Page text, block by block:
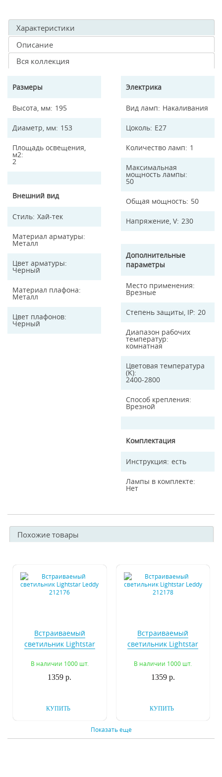
Характеристики
Описание
Вся коллекция
Размеры
Высота, мм 195
Диаметр, мм 153
Площадь освещения,
м2
2
Внешний вид
Стиль Хай-тек
Материал арматуры
Металл
Цвет арматуры
Черный
Материал плафона
Металл
Цвет плафонов
Черный
Электрика
Вид ламп Накаливания
Цоколь E27
Количество ламп 1
Максимальная
мощность лампы
50
Общая мощность 50
Напряжение, V 230
Дополнительные
параметры
Место применения
Врезные
Степень защиты, IP 20
Диапазон рабочих
температур
комнатная
Цветовая температура
(K)
2400-2800
Способ крепления
Врезной
Комплектация
Инструкция есть
Лампы в комплекте
Нет
Похожие товары
Встраиваемый
светильник Lightstar
В наличии 1000 шт.
1359 р.
КУПИТЬ
Встраиваемый
светильник Lightstar
В наличии 1000 шт.
1359 р.
КУПИТЬ
Показать еще